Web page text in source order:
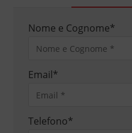
Nome e Cognome*
Email*
Telefono*